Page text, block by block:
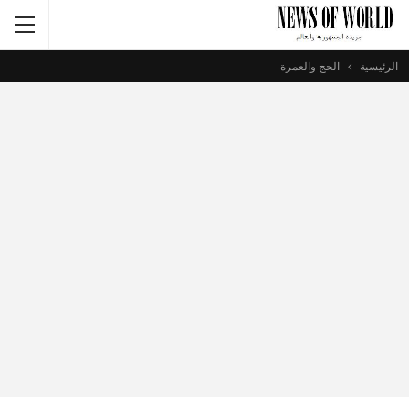
الرئيسية الحج والعمرة